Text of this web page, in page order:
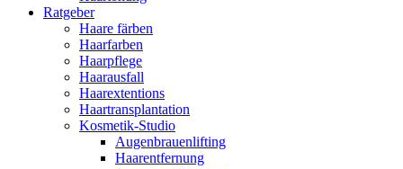
Ratgeber
Haare färben
Haarfarben
Haarpflege
Haarausfall
Haarextentions
Haartransplantation
Kosmetik-Studio
Augenbrauenlifting
Haarentfernung